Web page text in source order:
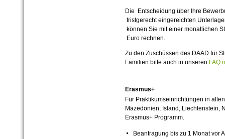
Die Entscheidung über Ihre
fristgerecht eingereichten
können Sie mit einer monatlichen
Euro rechnen.
Zu den Zuschüssen des DAAD für
Familien bitte auch in unseren FAQ
Erasmus+
Für Praktikumseinrichtungen in
Mazedonien, Island, Liechtenstein,
Erasmus+ Programm.
Beantragung bis zu 1 Monat vor